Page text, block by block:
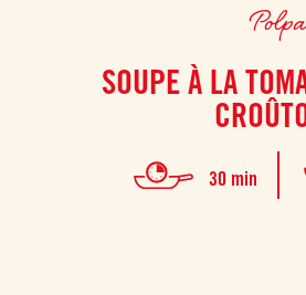
Polpa
SOUPE À LA
30 min